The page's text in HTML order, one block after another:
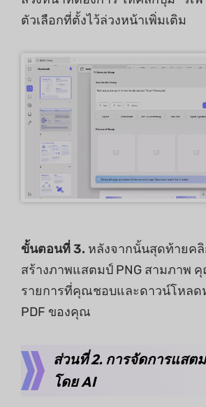
ตัวเลือกที่ตั้งไว้ล่วงหน้าเพิ่มเติม
ขั้นตอนที่ 3. หลังจากนั้นสุดท้ายคลิ
สร้างภาพแสตมป์ PNG สามภาพ
รายการที่คุณชอบและดาวน์โหลด
PDF ของคุณ
ส่วนที่ 2. การจัดการแสต
โดย AI